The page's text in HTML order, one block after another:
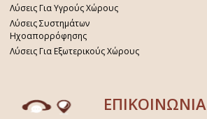
Λύσεις Για Υγρούς Χώρους
Λύσεις Συστημάτων
Ηχοαπορρόφησης
Λύσεις Για Εξωτερικούς Χώρους
ΕΠΙΚΟΙΝΩΝΙΑ